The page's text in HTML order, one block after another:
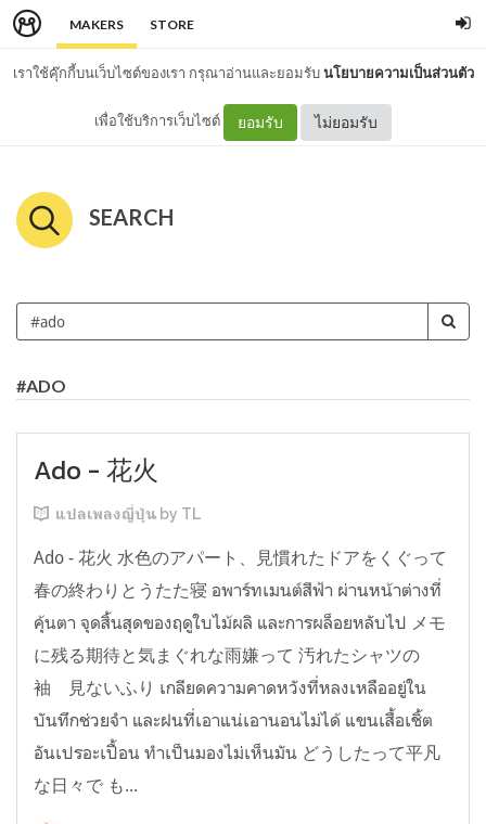
MAKERS STORE
เราใช้คุ๊กกี้บนเว็บไซต์ของเรา กรุณาอ่านและยอมรับนโยบายความเป็นส่วนตัว
เพื่อใช้บริการเว็บไซต์ ยอมรับ ไม่ยอมรับ
SEARCH
#ADO
Ado - 花火
แปลเพลงญี่ปุ่น by TL
Ado - 花火 水色のアパート、見慣れたドアをくぐって
春の終わりとうたた寝 อพาร์ทเมนต์สีฟ้า ผ่านหน้าต่างที่
คุ้นตา จุดสิ้นสุดของฤดูใบไม้ผลิ และการผล็อยหลับไป メモ
に残る期待と気まぐれな雨嫌って 汚れたシャツの
袖 見ないふり เกลียดความคาดหวังที่หลงเหลืออยู่ใน
บันทึกช่วยจำ และฝนที่เอาแน่เอานอนไม่ได้ แขนเสื้อเชิ้ต
อันเปรอะเปื้อน ทำเป็นมองไม่เห็นมัน どうしたって平凡
な日々で も...